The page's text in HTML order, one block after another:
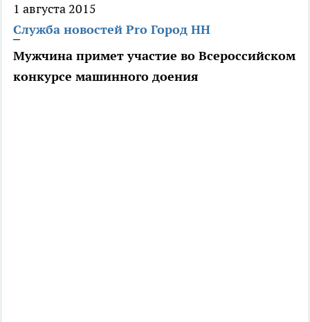
1 августа 2015
Служба новостей Pro Город НН
Мужчина примет участие во Всероссийском
конкурсе машинного доения